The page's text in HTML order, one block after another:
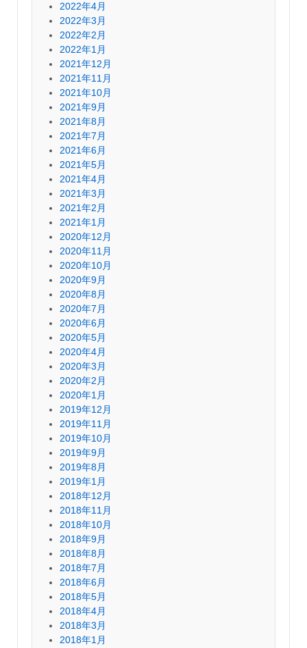
2022年4月
2022年3月
2022年2月
2022年1月
2021年12月
2021年11月
2021年10月
2021年9月
2021年8月
2021年7月
2021年6月
2021年5月
2021年4月
2021年3月
2021年2月
2021年1月
2020年12月
2020年11月
2020年10月
2020年9月
2020年8月
2020年7月
2020年6月
2020年5月
2020年4月
2020年3月
2020年2月
2020年1月
2019年12月
2019年11月
2019年10月
2019年9月
2019年8月
2019年1月
2018年12月
2018年11月
2018年10月
2018年9月
2018年8月
2018年7月
2018年6月
2018年5月
2018年4月
2018年3月
2018年1月